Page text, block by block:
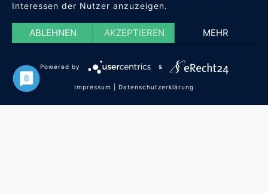
Interessen der Nutzer anzuzeigen.
ABLEHNEN AKZEPTIEREN MEHR
Powered by &
Impressum Datenschutzerklärung